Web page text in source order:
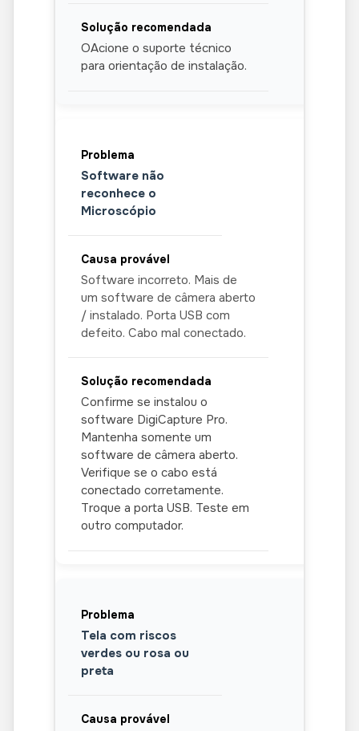
OAcione o suporte técnico
para orientação de instalação.
Software não
reconhece o
Microscópio
Software incorreto. Mais de
um software de câmera aberto
/ instalado. Porta USB com
defeito. Cabo mal conectado.
Confirme se instalou o
software DigiCapture Pro.
Mantenha somente um
software de câmera aberto.
Verifique se o cabo está
conectado corretamente.
Troque a porta USB. Teste em
outro computador.
Tela com riscos
verdes ou rosa ou
preta